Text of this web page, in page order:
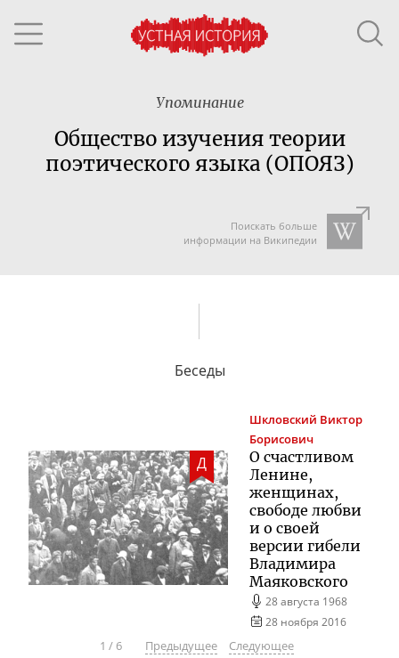
Упоминание
Общество изучения теории
поэтического языка (ОПОЯЗ)
Поискать больше
информации на Википедии
Беседы
Д
Шкловский Виктор
Борисович
О счастливом
Ленине,
женщинах,
свободе любви
и о своей
версии гибели
Владимира
Маяковского
28 августа 1968
28 ноября 2016
1 / 6 Предыдущее
Следующее